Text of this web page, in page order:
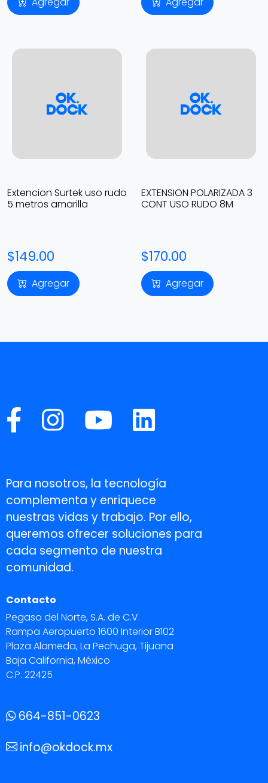
Extencion Surtek uso rudo
5 metros amarilla
$149.00
Agregar
EXTENSION POLARIZADA 3
CONT USO RUDO 8M
$170.00
Agregar
Para nosotros, la tecnología
complementa y enriquece
nuestras vidas y trabajo. Por ello,
queremos ofrecer soluciones para
cada segmento de nuestra
comunidad.
Contacto
Pegaso del Norte, S.A. de C.V.
Rampa Aeropuerto 1600 Interior B102
Plaza Alameda, La Pechuga, Tijuana
Baja California, México
C.P. 22425
664-851-0623
info@okdock.mx